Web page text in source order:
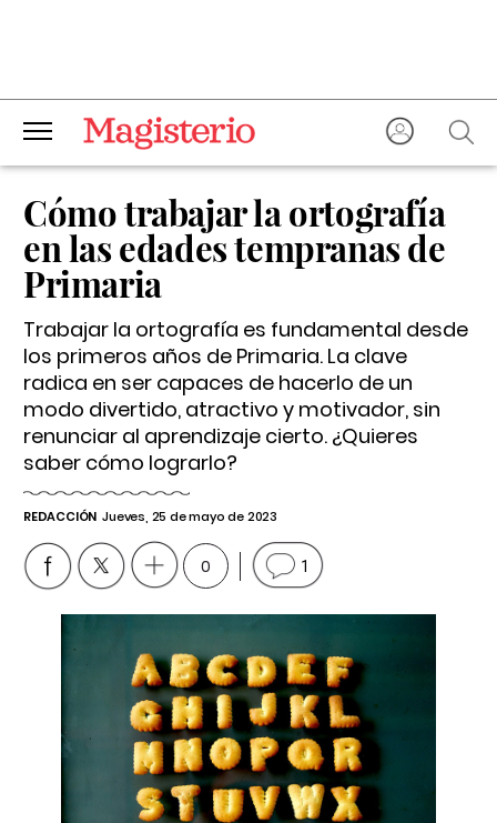
Cómo trabajar la ortografía
en las edades tempranas de
Primaria
Trabajar la ortografía es fundamental desde
los primeros años de Primaria. La clave
radica en ser capaces de hacerlo de un
modo divertido, atractivo y motivador, sin
renunciar al aprendizaje cierto. ¿Quieres
saber cómo lograrlo?
REDACCIÓN Jueves, 25 de mayo de 2023
0 1